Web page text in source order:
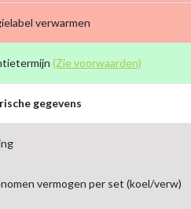
verwarmen
(Zie voorwaarden)
gegevens
vermogen per set (koel/verw)